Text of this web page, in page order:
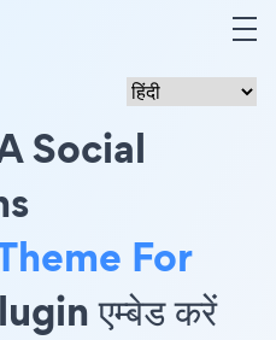
A Social
For
एम्बेड करें